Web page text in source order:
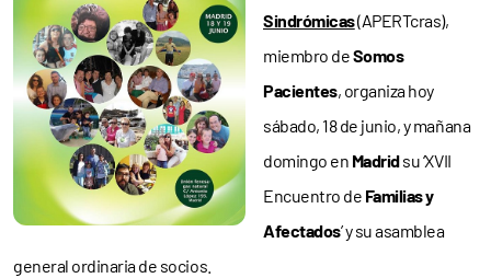
Sindrómicas(APERTcras),
miembro deSomos
Pacientes, organiza hoy
sábado, 18 de junio, y mañana
domingo en Madridsu ‘XVII
Encuentro de Familias y
Afectados’ y su asamblea
general ordinaria de socios.